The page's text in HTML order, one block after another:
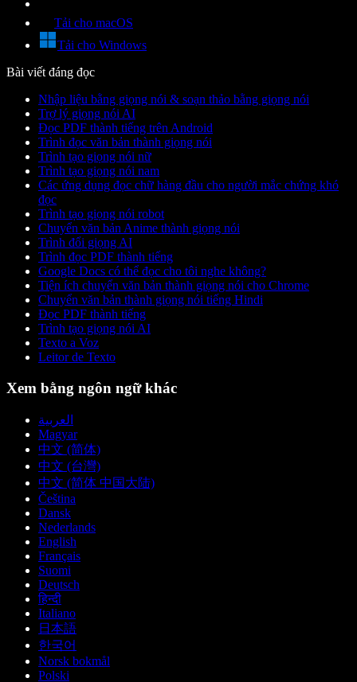
Tải cho macOS
Tải cho Windows
Bài viết đáng đọc
Nhập liệu bằng giọng nói & soạn thảo bằng giọng nói
Trợ lý giọng nói AI
Đọc PDF thành tiếng trên Android
Trình đọc văn bản thành giọng nói
Trình tạo giọng nói nữ
Trình tạo giọng nói nam
Các ứng dụng đọc chữ hàng đầu cho người mắc chứng khó
đọc
Trình tạo giọng nói robot
Chuyển văn bản Anime thành giọng nói
Trình đổi giọng AI
Trình đọc PDF thành tiếng
Google Docs có thể đọc cho tôi nghe không?
Tiện ích chuyển văn bản thành giọng nói cho Chrome
Chuyển văn bản thành giọng nói tiếng Hindi
Đọc PDF thành tiếng
Trình tạo giọng nói AI
Texto a Voz
Leitor de Texto
Xem bằng ngôn ngữ khác
العربية
Magyar
中文 (简体)
中文 (台灣)
中文 (简体 中国大陆)
Čeština
Dansk
Nederlands
English
Français
Suomi
Deutsch
हिन्दी
Italiano
日本語
한국어
Norsk bokmål
Polski